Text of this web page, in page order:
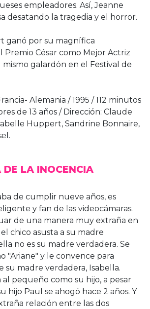
empleadores. Así, Jeanne
desatando la tragedia y el horror.
ganó por su magnífica
César como Mejor Actriz
galardón en el Festival de
Alemania / 1995 / 112 minutos
de 13 años / Dirección: Claude
Huppert, Sandrine Bonnaire,
DE LA INOCENCIA
de cumplir nueve años, es
y fan de las videocámaras.
de una manera muy extraña en
chico asusta a su madre
no es su madre verdadera. Se
"Ariane" y le convence para
su madre verdadera, Isabella.
al pequeño como su hijo, a pesar
hijo Paul se ahogó hace 2 años. Y
relación entre las dos